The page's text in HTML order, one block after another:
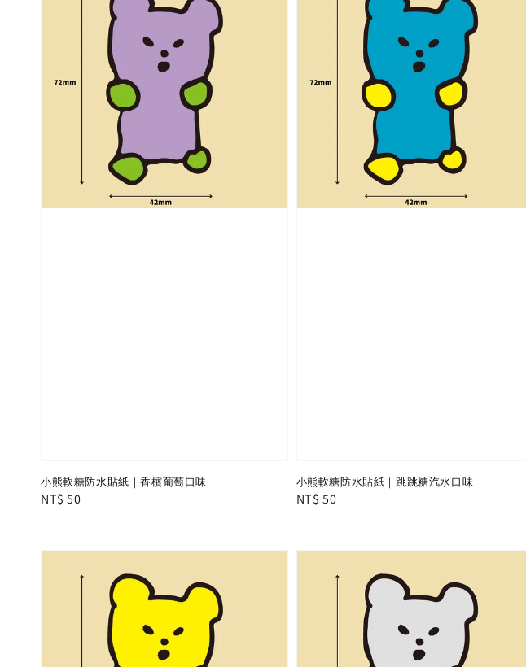
小熊軟糖防水貼紙｜香檳葡萄口味
Regular
NT$ 50
小熊軟糖防水貼紙｜跳跳糖汽水口味
Regular
NT$ 50